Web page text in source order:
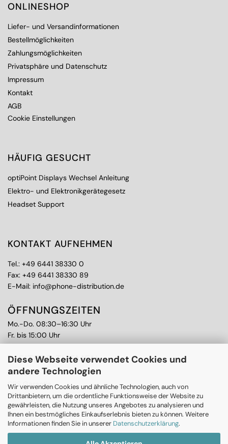
Diese Webseite verwendet Cookies und
andere Technologien
Wir verwenden Cookies und ähnliche Technologien, auch von
Drittanbietern, um die ordentliche Funktionsweise der Website zu
gewährleisten, die Nutzung unseres Angebotes zu analysieren und
Ihnen ein bestmögliches Einkaufserlebnis bieten zu können. Weitere
Informationen finden Sie in unserer Datenschutzerklärung.
ONLINESHOP
Liefer- und Versandinformationen
Bestellmöglichkeiten
Zahlungsmöglichkeiten
Privatsphäre und Datenschutz
Impressum
Kontakt
AGB
Cookie Einstellungen
HÄUFIG GESUCHT
optiPoint Displays Wechsel Anleitung
Elektro- und Elektronikgerätegesetz
Headset Support
KONTAKT AUFNEHMEN
Tel.: +49 6441 38330 0
Fax: +49 6441 38330 89
E-Mail: info@phone-distribution.de
ÖFFNUNGSZEITEN
Mo.-Do. 08:30–16:30 Uhr
Fr. bis 15:00 Uhr
WEITERE THEMEN
Ankauf
CPS Garantie
RMA